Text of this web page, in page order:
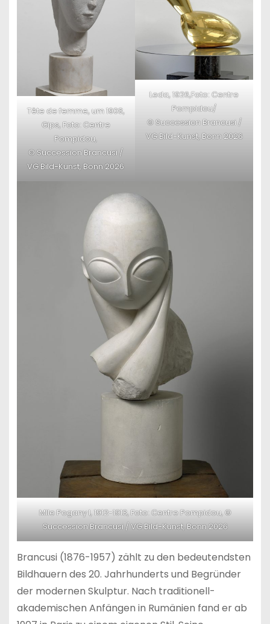
Tête de femme, um 1908,
Gips, Foto: Centre
Pompidou,
© Succession Brancusi /
VG Bild-Kunst, Bonn 2026
Leda, 1926,Foto: Centre
Pompidou/
© Succession Brancusi /
VG Bild-Kunst, Bonn 2026
Mlle Pogany I, 1912-1913, Foto: Centre Pompidou, ©
Succession Brancusi / VG Bild-Kunst, Bonn 2026
Brancusi (1876-1957) zählt zu den bedeutendsten
Bildhauern des 20. Jahrhunderts und Begründer
der modernen Skulptur. Nach traditionell-
akademischen Anfängen in Rumänien fand er ab